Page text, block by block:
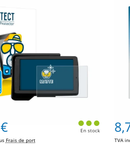
Frais de port
En stock
TVA